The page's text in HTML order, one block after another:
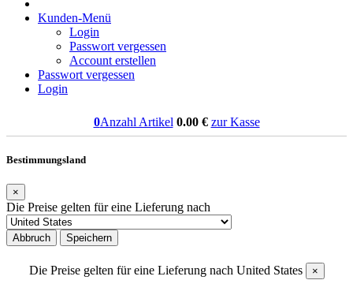
Kunden-Menü
Login
Passwort vergessen
Account erstellen
Passwort vergessen
Login
0Anzahl Artikel 0.00€ zur Kasse
Bestimmungsland
×
Die Preise gelten für eine Lieferung nach
Abbruch Speichern
Die Preise gelten für eine Lieferung nach United States ×